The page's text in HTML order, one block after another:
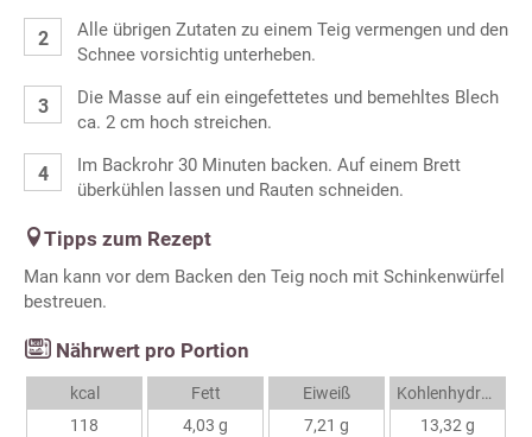
Alle übrigen Zutaten zu einem Teig vermengen und den
Schnee vorsichtig unterheben.
Die Masse auf ein eingefettetes und bemehltes Blech
ca. 2 cm hoch streichen.
Im Backrohr 30 Minuten backen. Auf einem Brett
überkühlen lassen und Rauten schneiden.
Tipps zum Rezept
Man kann vor dem Backen den Teig noch mit Schinkenwürfel
bestreuen.
Nährwert pro Portion
kcal
118
Fett
4,03 g
Eiweiß
7,21 g
Kohlenhydrate
13,32 g